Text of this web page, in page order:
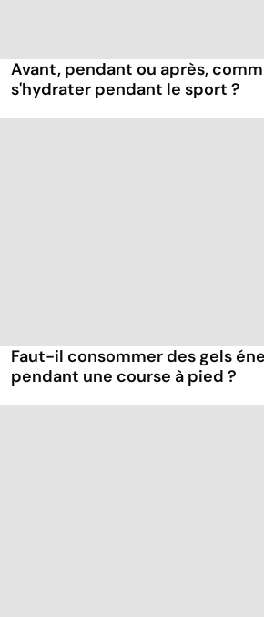
Avant, pendant ou après,
s'hydrater pendant le sport ?
Faut-il consommer des gels
pendant une course à pied ?